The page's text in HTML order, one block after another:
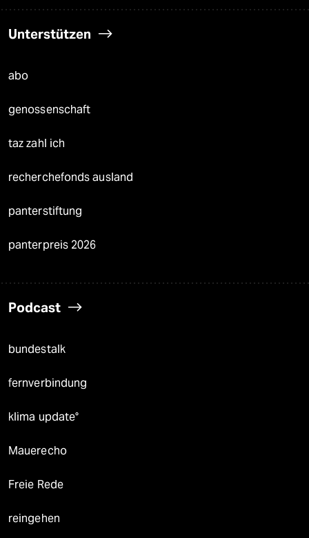
Unterstützen
abo
genossenschaft
taz zahl ich
recherchefonds ausland
panterstiftung
panterpreis 2026
Podcast
bundestalk
fernverbindung
klima update°
Mauerecho
Freie Rede
reingehen